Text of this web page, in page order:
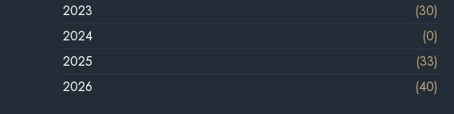
2023
(30)
2024
(0)
2025
(33)
2026
(40)